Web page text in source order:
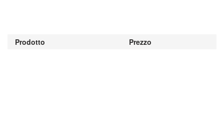
Prodotto Prezzo